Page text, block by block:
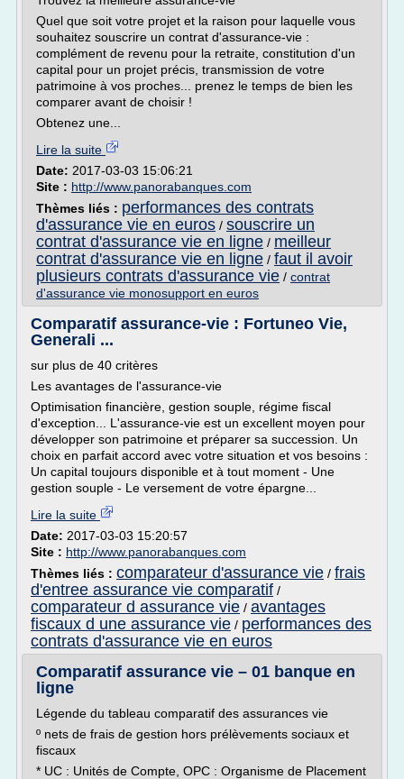
Quel que soit votre projet et la raison pour laquelle vous
souhaitez souscrire un contrat d'assurance-vie :
complément de revenu pour la retraite, constitution d'un
capital pour un projet précis, transmission de votre
patrimoine à vos proches... prenez le temps de bien les
comparer avant de choisir !
Obtenez une...
Lire la suite
Date: 2017-03-03 15:06:21
Site : http://www.panorabanques.com
Thèmes liés : performances des contrats
d'assurance vie en euros / souscrire un
contrat d'assurance vie en ligne / meilleur
contrat d'assurance vie en ligne / faut il avoir
plusieurs contrats d'assurance vie / contrat
d'assurance vie monosupport en euros
Comparatif assurance-vie : Fortuneo Vie,
Generali ...
sur plus de 40 critères
Les avantages de l'assurance-vie
Optimisation financière, gestion souple, régime fiscal
d'exception... L'assurance-vie est un excellent moyen pour
développer son patrimoine et préparer sa succession. Un
choix en parfait accord avec votre situation et vos besoins :
Un capital toujours disponible et à tout moment - Une
gestion souple - Le versement de votre épargne...
Lire la suite
Date: 2017-03-03 15:20:57
Site : http://www.panorabanques.com
Thèmes liés : comparateur d'assurance vie / frais
d'entree assurance vie comparatif /
comparateur d assurance vie / avantages
fiscaux d une assurance vie / performances des
contrats d'assurance vie en euros
Comparatif assurance vie – 01 banque en
ligne
Légende du tableau comparatif des assurances vie
º nets de frais de gestion hors prélèvements sociaux et
fiscaux
* UC : Unités de Compte, OPC : Organisme de Placement